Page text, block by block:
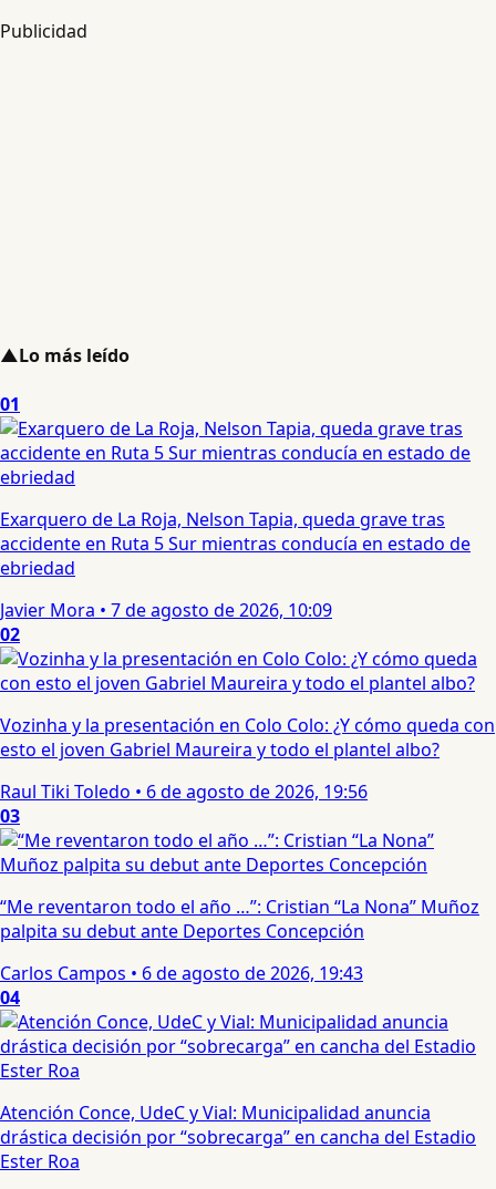
Publicidad
▲Lo más leído
01
Exarquero de La Roja, Nelson Tapia, queda grave tras
accidente en Ruta 5 Sur mientras conducía en estado de
ebriedad
Javier Mora • 7 de agosto de 2026, 10:09
02
Vozinha y la presentación en Colo Colo: ¿Y cómo queda con
esto el joven Gabriel Maureira y todo el plantel albo?
Raul Tiki Toledo • 6 de agosto de 2026, 19:56
03
“Me reventaron todo el año …”: Cristian “La Nona” Muñoz
palpita su debut ante Deportes Concepción
Carlos Campos • 6 de agosto de 2026, 19:43
04
Atención Conce, UdeC y Vial: Municipalidad anuncia
drástica decisión por “sobrecarga” en cancha del Estadio
Ester Roa